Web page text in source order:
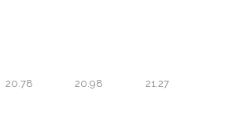
20.78 20.98 21.27